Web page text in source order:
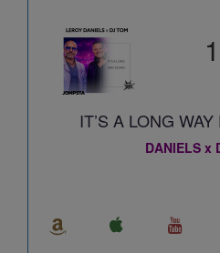
IT’S A LONG
DANIELS x